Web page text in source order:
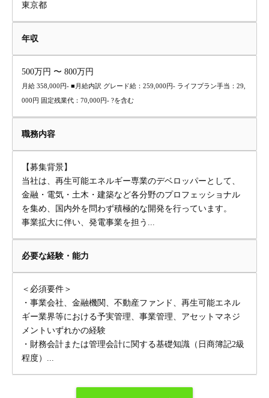
東京都
年収
500万円 〜 800万円
月給 358,000円- ■月給内訳 グレード給：259,000円- ライフプラン手当：29,
000円 固定残業代：70,000円- ?を含む
職務内容
【募集背景】
当社は、再生可能エネルギー専業のデベロッパーとして、
金融・電気・土木・建築など各分野のプロフェッショナル
を集め、国内外を問わず積極的な開発を行っています。
事業拡大に伴い、発電事業を担う...
必要な経験・能力
＜必須要件＞
・事業会社、金融機関、不動産ファンド、再生可能エネル
ギー業界等における予実管理、事業管理、アセットマネジ
メントいずれかの経験
・財務会計または管理会計に関する基礎知識（日商簿記2級
程度）...